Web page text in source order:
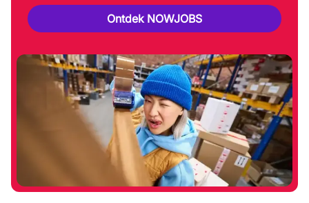
Ontdek NOWJOBS